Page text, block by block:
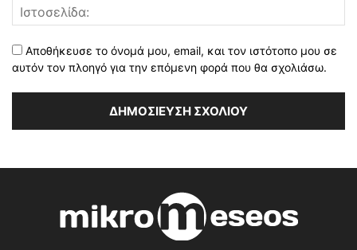
Αποθήκευσε το όνομά μου, email, και τον ιστότοπο μου σε
αυτόν τον πλοηγό για την επόμενη φορά που θα σχολιάσω.